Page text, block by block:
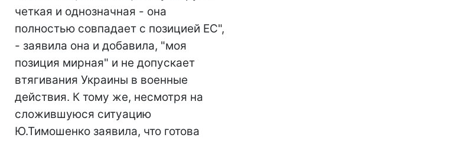
четкая и однозначная - она
полностью совпадает с позицией ЕС",
- заявила она и добавила, "моя
позиция мирная" и не допускает
втягивания Украины в военные
действия. К тому же, несмотря на
сложившуюся ситуацию
Ю.Тимошенко заявила, что готова